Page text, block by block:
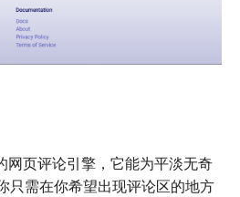
网页评论引擎，它能为平淡无奇
只需在你希望出现评论区的地方